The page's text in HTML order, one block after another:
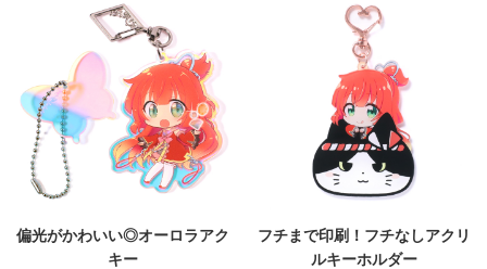
偏光がかわいい◎オーロラアク
キー
フチまで印刷！フチなしアクリ
ルキーホルダー